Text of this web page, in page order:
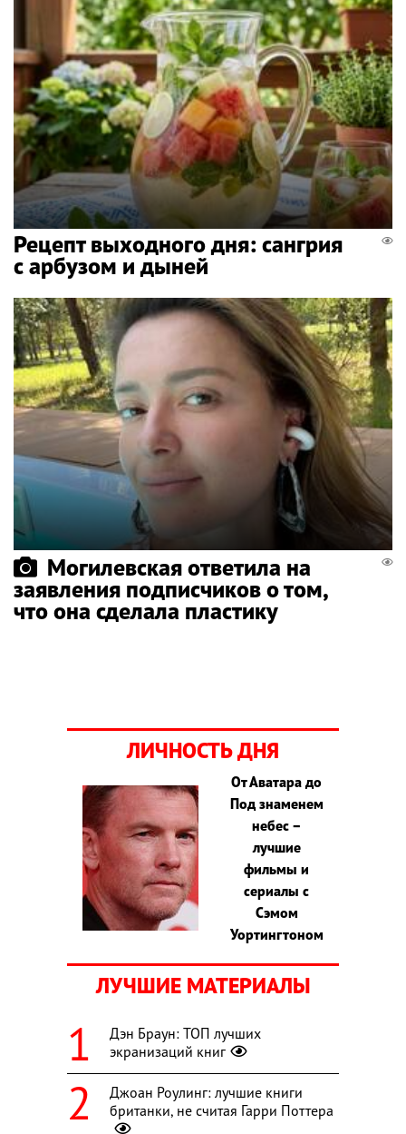
Рецепт выходного дня: сангрия
с арбузом и дыней
Могилевская ответила на
заявления подписчиков о том,
что она сделала пластику
ЛИЧНОСТЬ ДНЯ
От Аватара до
Под знаменем
небес –
лучшие
фильмы и
сериалы с
Сэмом
Уортингтоном
ЛУЧШИЕ МАТЕРИАЛЫ
Дэн Браун: ТОП лучших
экранизаций книг
Джоан Роулинг: лучшие книги
британки, не считая Гарри Поттера